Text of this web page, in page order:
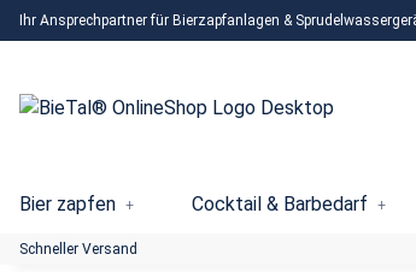
Ihr Ansprechpartner für Bierzapfanlagen &
Bier zapfen Cocktail & Barbedarf
Schneller Versand